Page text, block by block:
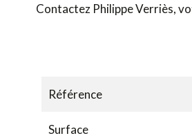
Contactez Philippe Verriès,
Référence
Surface